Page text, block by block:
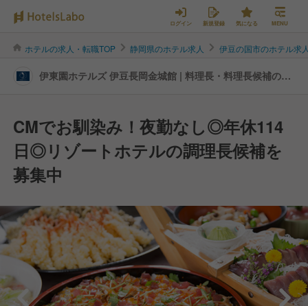
ログイン 新規登録 気になる MENU
ホテルの求人・転職TOP 静岡県のホテル求人 伊豆の国市のホテル求
伊東園ホテルズ 伊豆長岡金城館 | 料理長・料理長候補の転
CMでお馴染み！夜勤なし◎年休114
日◎リゾートホテルの調理長候補を
募集中